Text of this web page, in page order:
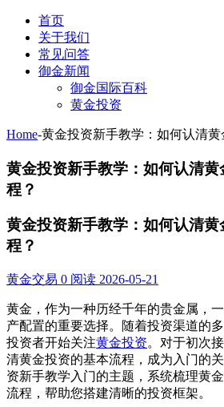
首页
关于我们
常见问答
御金新闻
御金国际百科
黄金投资
Home-黄金投资新手教学：如何认清黄
黄金投资新手教学：如何认清
程？
黄金投资新手教学：如何认清
程？
黄金交易 0 阅读 2026-05-21
黄金，作为一种历经千年的贵金属，
产配置的重要选择。随着投资渠道的
投资者开始关注黄金投资。对于初次
清黄金投资的基本流程，成为入门的
资新手教学入门的主题，系统梳理黄
流程，帮助您搭建清晰的投资框架。